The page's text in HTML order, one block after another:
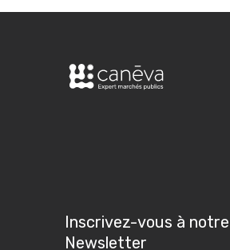
Inscrivez-vous à notre
Newsletter